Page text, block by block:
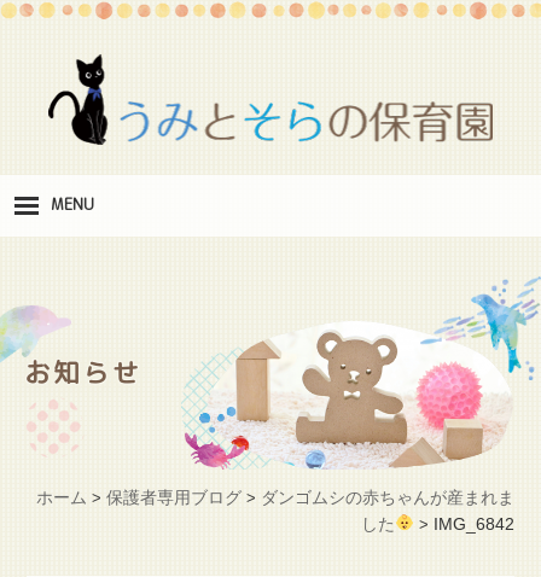
MENU
職
施 設紹介
お知らせ
ホーム > 保護者専用ブログ> ダンゴムシの赤ちゃんが産まれま
した
> IMG_6842